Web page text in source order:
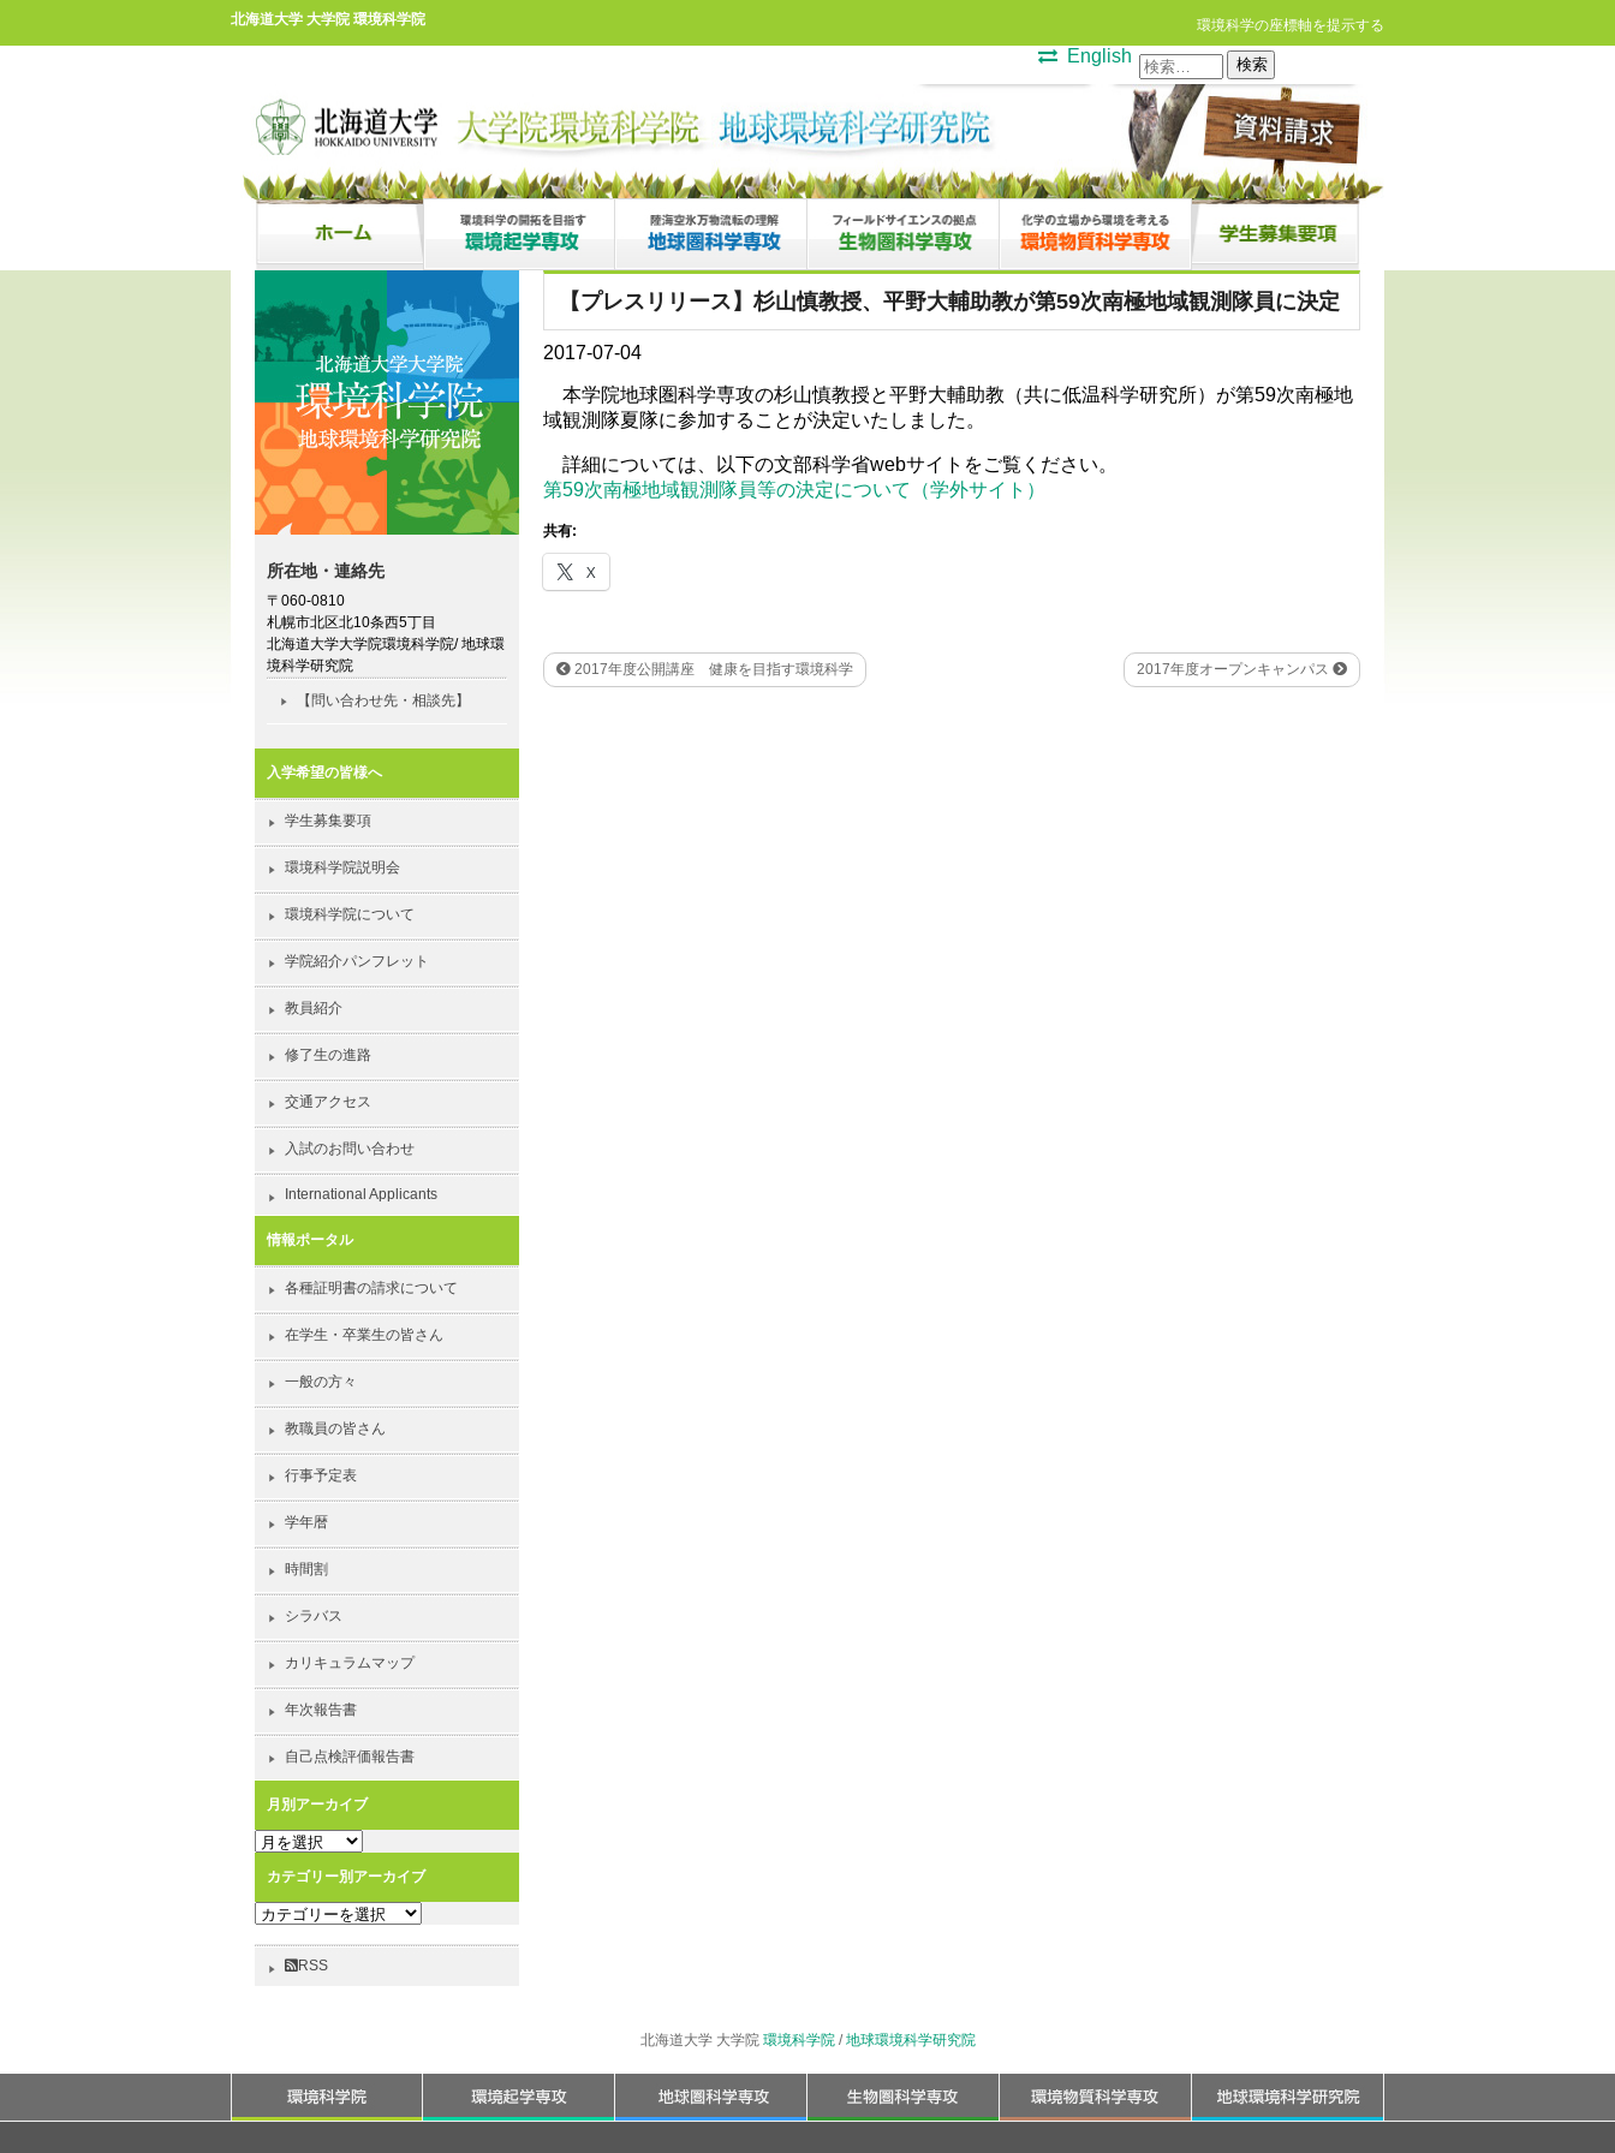
北海道大学 大学院 環境科学院 環境科学の座標軸を提示する
検
索:
English
【プレスリリース】杉山慎教授、平野大輔助教が第59次南極地域観測隊員に決定
2017-07-04
本学院地球圏科学専攻の杉山慎教授と平野大輔助教（共に低温科学研究所）が第59次南極地
域観測隊夏隊に参加することが決定いたしました。
詳細については、以下の文部科学省webサイトをご覧ください。
第59次南極地域観測隊員等の決定について（学外サイト）
共有:
X
2017年度公開講座 健康を目指す環境科学 2017年度オープンキャンパス
所在地・連絡先
〒060-0810
札幌市北区北10条西5丁目
北海道大学大学院環境科学院/ 地球環
境科学研究院
【問い合わせ先・相談先】
入学希望の皆様へ
学生募集要項
環境科学院説明会
環境科学院について
学院紹介パンフレット
教員紹介
修了生の進路
交通アクセス
入試のお問い合わせ
International Applicants
情報ポータル
各種証明書の請求について
在学生・卒業生の皆さん
一般の方々
教職員の皆さん
行事予定表
学年暦
時間割
シラバス
カリキュラムマップ
年次報告書
自己点検評価報告書
月別アーカイブ
月
ー
カ
イ
カテゴリー別アーカイブ
カ
ゴ
カ
RSS
北海道大学 大学院 環境科学院/地球環境科学研究院